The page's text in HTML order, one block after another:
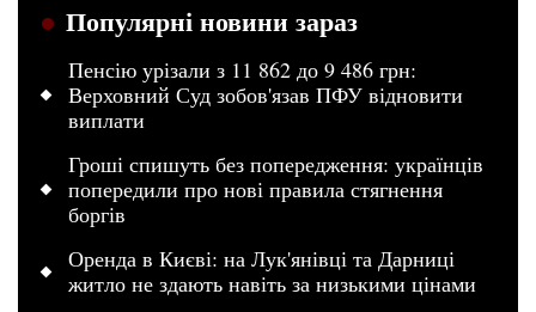
Популярні новини зараз
Пенсію урізали з 11 862 до 9 486 грн:
Верховний Суд зобов'язав ПФУ відновити
виплати
Гроші спишуть без попередження: українців
попередили про нові правила стягнення
боргів
Оренда в Києві: на Лук'янівці та Дарниці
житло не здають навіть за низькими цінами